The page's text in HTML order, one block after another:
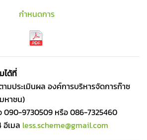
กำหนดการ
ได้ที่
ามประเมินผล องค์การบริหารจัดการก๊าซ
หาชน)
090-9730509 หรือ 086-7325460
อีเมล less.scheme@gmail.com